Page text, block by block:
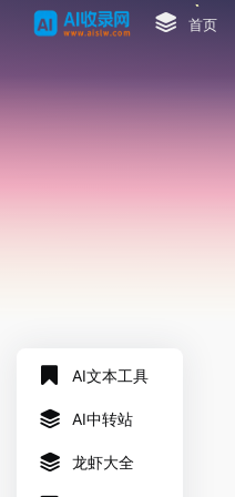
首页
AI文本工具
AI中转站
龙虾大全